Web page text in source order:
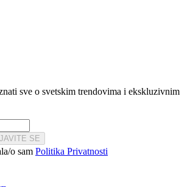
sve o svetskim trendovima i ekskluzivnim
SE
o sam Politika Privatnosti